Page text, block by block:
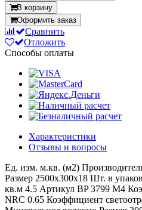
В корзину
Оформить заказ
Сравнить
Отложить
Способы оплаты
Характеристики
Отзывы и вопросы
Ед. изм. м.кв. (м2)
Размер 2500x300x18 Шт. в
кв.м 4.5 Артикул BP 3799 M4
NRC 0.65 Коэффициент